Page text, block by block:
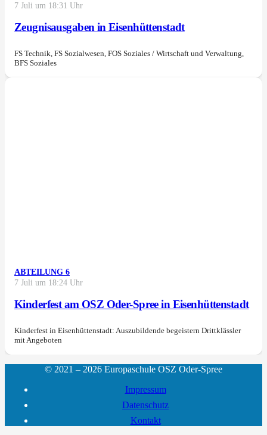
7 Juli um 18:31 Uhr
Zeugnisausgaben in Eisenhüttenstadt
FS Technik, FS Sozialwesen, FOS Soziales / Wirtschaft und Verwaltung,
BFS Soziales
ABTEILUNG 6
7 Juli um 18:24 Uhr
Kinderfest am OSZ Oder-Spree in Eisenhüttenstadt
Kinderfest in Eisenhüttenstadt: Auszubildende begeistern Drittklässler
mit Angeboten
© 2021 – 2026 Europaschule OSZ Oder-Spree
Impressum
Datenschutz
Kontakt